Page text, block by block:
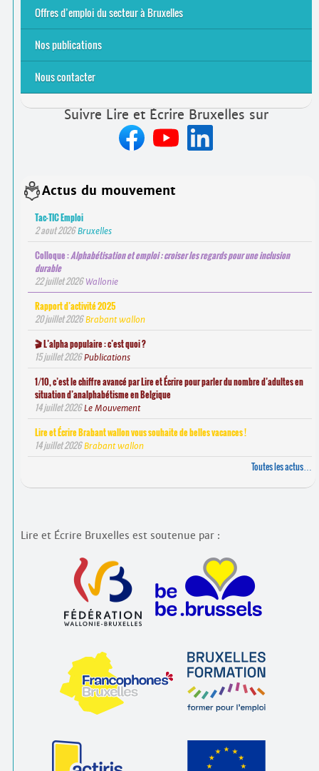
2021
2024
2025
Offres d’emploi du secteur à Bruxelles
Emplois rémunérés
Bénévolat
Candidature spontanée à Lire et Écrire Bruxelles
Nos publications
Nous contacter
Suivre Lire et Écrire Bruxelles sur
Actus du mouvement
Tac-TIC Emploi
2 aout 2026 Bruxelles
Colloque :Alphabétisation et emploi : croiser les regards pour une inclusion
durable
22 juillet 2026 Wallonie
Rapport d’activité 2025
20 juillet 2026 Brabant wallon
🎬 L’alpha populaire : c’est quoi ?
15 juillet 2026 Publications
1/10, c’est le chiffre avancé par Lire et Écrire pour parler du nombre d’adultes en
situation d’analphabétisme en Belgique
14 juillet 2026 Le Mouvement
Lire et Écrire Brabant wallon vous souhaite de belles vacances !
14 juillet 2026 Brabant wallon
Toutes les actus…
Lire et Écrire Bruxelles est soutenue par :